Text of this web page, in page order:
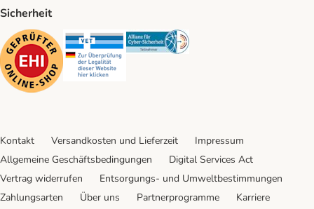
Sicherheit
Security Security Security
Kontakt Versandkosten und Lieferzeit
Impressum
Allgemeine Geschäftsbedingungen
Digital Services Act
Vertrag widerrufen
Entsorgungs- und Umweltbestimmungen
Zahlungsarten
Über uns Partnerprogramme Karriere